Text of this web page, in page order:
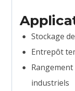
Stockage
Entrepôt
industriels